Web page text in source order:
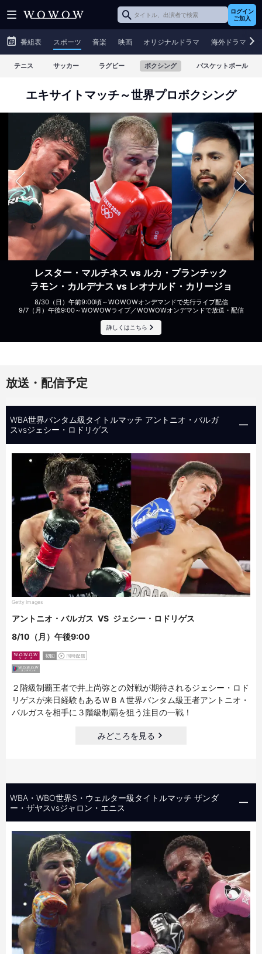
ログイン
ご加入
番組表 スポーツ 音楽 映画 オリジナルドラマ 海外ドラマ
テニス サッカー ラグビー ボクシング バスケットボール
エキサイトマッチ～世界プロボクシング
レスター・マルチネス vs ルカ・プランチック
ラモン・カルデナス vs レオナルド・カリージョ
8/30（日）午前9:00頃～WOWOWオンデマンドで先行ライブ配信
9/7（月）午後9:00～WOWOWライブ／WOWOWオンデマンドで放送・配信
詳しくはこちら
放送・配信予定
WBA世界バンタム級タイトルマッチ アントニオ・バルガ
スvsジェシー・ロドリゲス
Getty Images
アントニオ・バルガス VS ジェシー・ロドリゲス
8/10（月）午後9:00
２階級制覇王者で井上尚弥との対戦が期待されるジェシー・ロド
リゲスが来日経験もあるＷＢＡ世界バンタム級王者アントニオ・
バルガスを相手に３階級制覇を狙う注目の一戦！
みどころを見る
WBA・WBO世界S・ウェルター級タイトルマッチ ザンダ
ー・ザヤスvsジャロン・エニス